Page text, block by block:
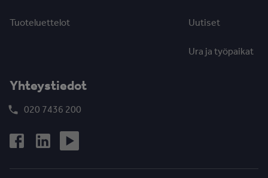
Tuoteluettelot Uutiset
Ura ja työpaikat
Yhteystiedot
020 7436 200